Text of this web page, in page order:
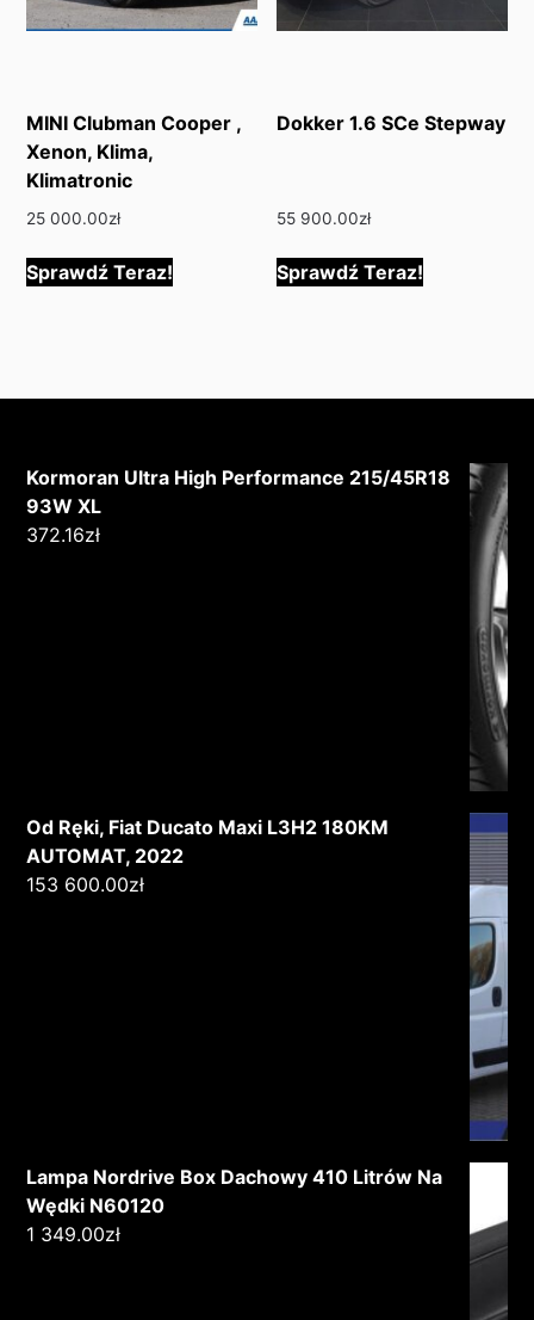
MINI Clubman Cooper ,
Xenon, Klima,
Klimatronic
25 000.00zł
Sprawdź Teraz!
Dokker 1.6 SCe Stepway
55 900.00zł
Sprawdź Teraz!
Kormoran Ultra High Performance 215/45R18
93W XL
372.16zł
Od Ręki, Fiat Ducato Maxi L3H2 180KM
AUTOMAT, 2022
153 600.00zł
Lampa Nordrive Box Dachowy 410 Litrów Na
Wędki N60120
1 349.00zł